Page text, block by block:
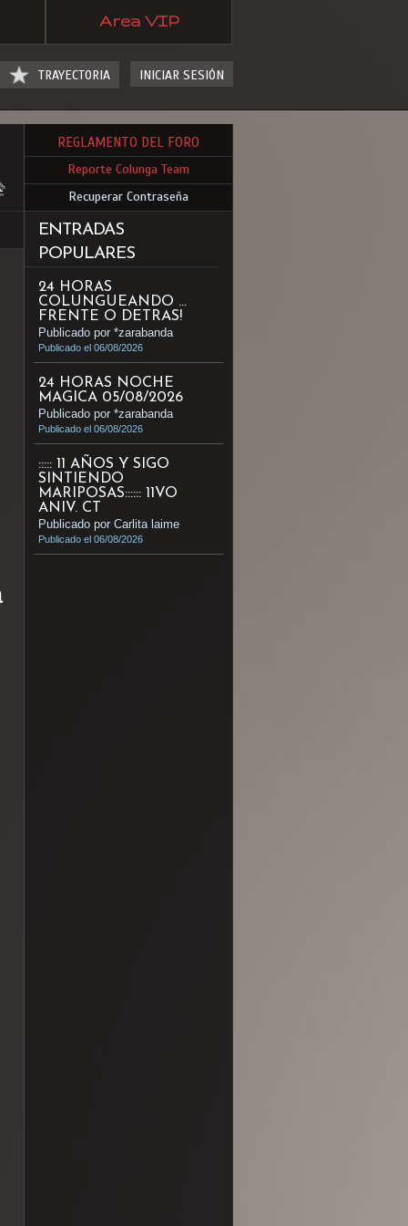
Area VIP
INICIAR SESIÓN
TRAYECTORIA
REGLAMENTO DEL FORO
Reporte Colunga Team
Recuperar Contraseña
ENTRADAS
POPULARES
24 HORAS
COLUNGUEANDO ...
FRENTE O DETRAS!
Publicado por *zarabanda
Publicado el 06/08/2026
24 HORAS NOCHE
MAGICA 05/08/2026
Publicado por *zarabanda
Publicado el 06/08/2026
::::: 11 AÑOS Y SIGO
SINTIENDO
MARIPOSAS:::::: 11VO
ANIV. CT
Publicado por Carlita laime
Publicado el 06/08/2026